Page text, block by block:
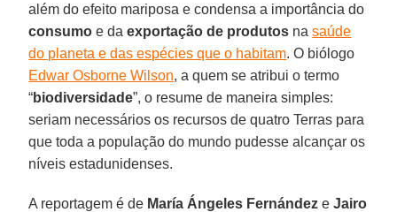
além do efeito mariposa e condensa a importância do
consumoe da exportação de produtos nasaúde
do planeta e das espécies que o habitam. O biólogo
Edwar Osborne Wilson, a quem se atribui o termo
“biodiversidade”, o resume de maneira simples:
seriam necessários os recursos de quatro Terras para
que toda a população do mundo pudesse alcançar os
níveis estadunidenses.
A reportagem é de María Ángeles Fernández eJairo